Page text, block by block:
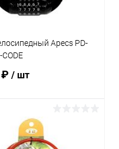
Apecs PD-
₽/ шт
В корзину